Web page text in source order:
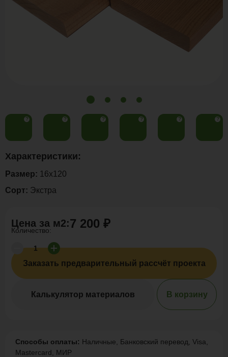
? ? ? ? ? ?
Цена за м2:7 200 ₽
Количество:
Заказать предварительный рассчёт проекта
Калькулятор материалов В корзину
Способы оплаты: Наличные, Банковский перевод, Visa,
Mastercard, МИР
Характеристики:
Размер: 16x120
Сорт: Экстра